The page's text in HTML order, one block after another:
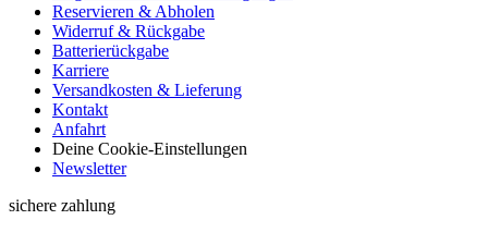
Reservieren & Abholen
Widerruf & Rückgabe
Batterierückgabe
Karriere
Versandkosten & Lieferung
Kontakt
Anfahrt
Deine Cookie-Einstellungen
Newsletter
sichere zahlung